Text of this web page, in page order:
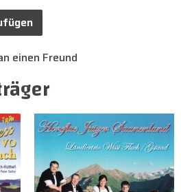
einen Freund